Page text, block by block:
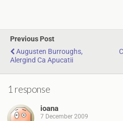
Previous Post
Augusten Burroughs,
Alergind Ca Apucatii
1 response
ioana
7 December 2009